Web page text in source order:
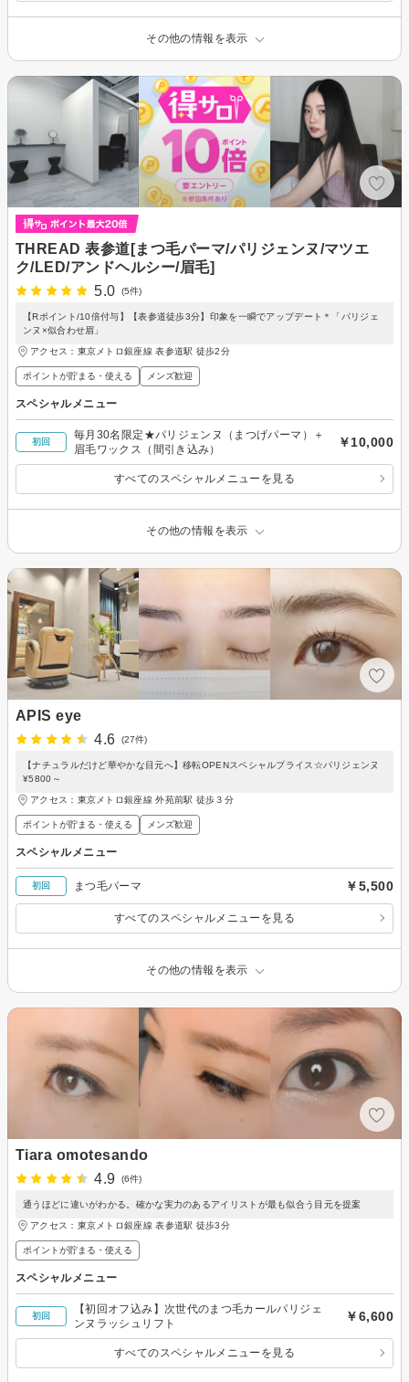
その他の情報を表示
THREAD 表参道[まつ毛パーマ/パリジェンヌ/マツエ
ク/LED/アンドヘルシー/眉毛]
5.0
(5件)
【Rポイント/10倍付与】【表参道徒歩3分】印象を一瞬でアップデート＊「パリジェ
ンヌ×似合わせ眉」
アクセス：東京メトロ銀座線 表参道駅 徒歩2分
ポイントが貯まる・使える メンズ歓迎
スペシャルメニュー
初回
毎月30名限定★パリジェンヌ（まつげパーマ）＋
眉毛ワックス（間引き込み）
￥10,000
すべてのスペシャルメニューを見る
その他の情報を表示
APIS eye
4.6
(27件)
【ナチュラルだけど華やかな目元へ】移転OPENスペシャルプライス☆パリジェンヌ
¥5800～
アクセス：東京メトロ銀座線 外苑前駅 徒歩３分
ポイントが貯まる・使える メンズ歓迎
スペシャルメニュー
初回 まつ毛パーマ ￥5,500
すべてのスペシャルメニューを見る
その他の情報を表示
Tiara omotesando
4.9
(6件)
通うほどに違いがわかる。確かな実力のあるアイリストが最も似合う目元を提案
アクセス：東京メトロ銀座線 表参道駅 徒歩3分
ポイントが貯まる・使える
スペシャルメニュー
初回
【初回オフ込み】次世代のまつ毛カールパリジェ
ンヌラッシュリフト
￥6,600
すべてのスペシャルメニューを見る